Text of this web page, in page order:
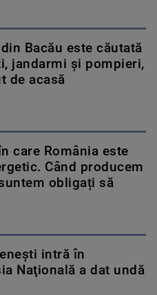
Bacău este căutată
jandarmi și pompieri,
de acasă
care România este
Când producem
obligați să
intră în
Naţională a dat undă